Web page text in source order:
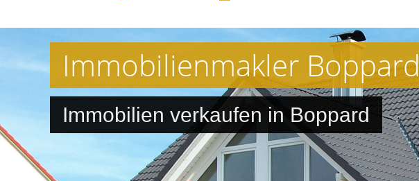
Immobilienmakler Boppard
Immobilien verkaufen in Boppard